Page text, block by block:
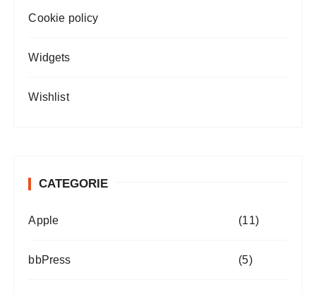
Cookie policy
Widgets
Wishlist
CATEGORIE
Apple (11)
bbPress (5)